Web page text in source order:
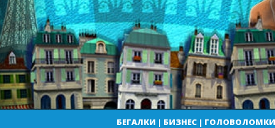
БЕГАЛКИ | БИЗНЕС| ГОЛОВОЛОМКИ